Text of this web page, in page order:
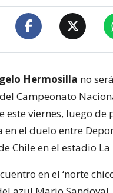
Hermosilla no
Campeonato
este viernes, luego
el duelo entre
Chile en el estadio
en el ‘norte